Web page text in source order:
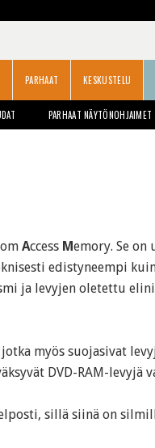
PARHAAT KESKUSTELU
PARHAAT NÄYTÖNOHJAIMET
Access Memory. Se
edistyneempi
ja levyjen oletettu
myös suojasivat
DVD-RAM-levyjä
sillä siinä on